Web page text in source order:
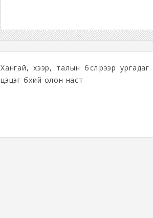
Хангай, хээр, талын бүслүүрээр
цэцэг бүхий олон наст